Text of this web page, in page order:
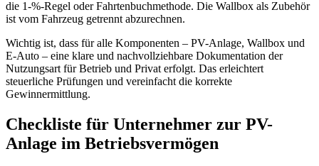
die 1-%-Regel oder Fahrtenbuchmethode. Die Wallbox als Zubehör
ist vom Fahrzeug getrennt abzurechnen.
Wichtig ist, dass für alle Komponenten – PV-Anlage, Wallbox und
E-Auto – eine klare und nachvollziehbare Dokumentation der
Nutzungsart für Betrieb und Privat erfolgt. Das erleichtert
steuerliche Prüfungen und vereinfacht die korrekte
Gewinnermittlung.
Checkliste für Unternehmer zur PV-
Anlage im Betriebsvermögen